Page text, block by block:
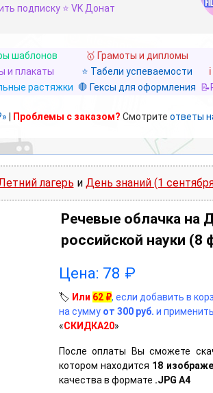
подписку ⭐ VK Донат
шаблонов 🥇 Грамоты и дипломы
и плакаты ⭐ Табели успеваемости
растяжки 🛑 Гексы для оформления
Проблемы с заказом? Смотрите ответы
лагерь и День знаний (1
Речевые облачка на
российской науки (8
Цена: 78 ₽
🏷️ Или 62 ₽, если добавить в
на сумму от 300 руб. и
«СКИДКА20»
После оплаты Вы сможете
котором находится 18
качества в формате .JPG А4